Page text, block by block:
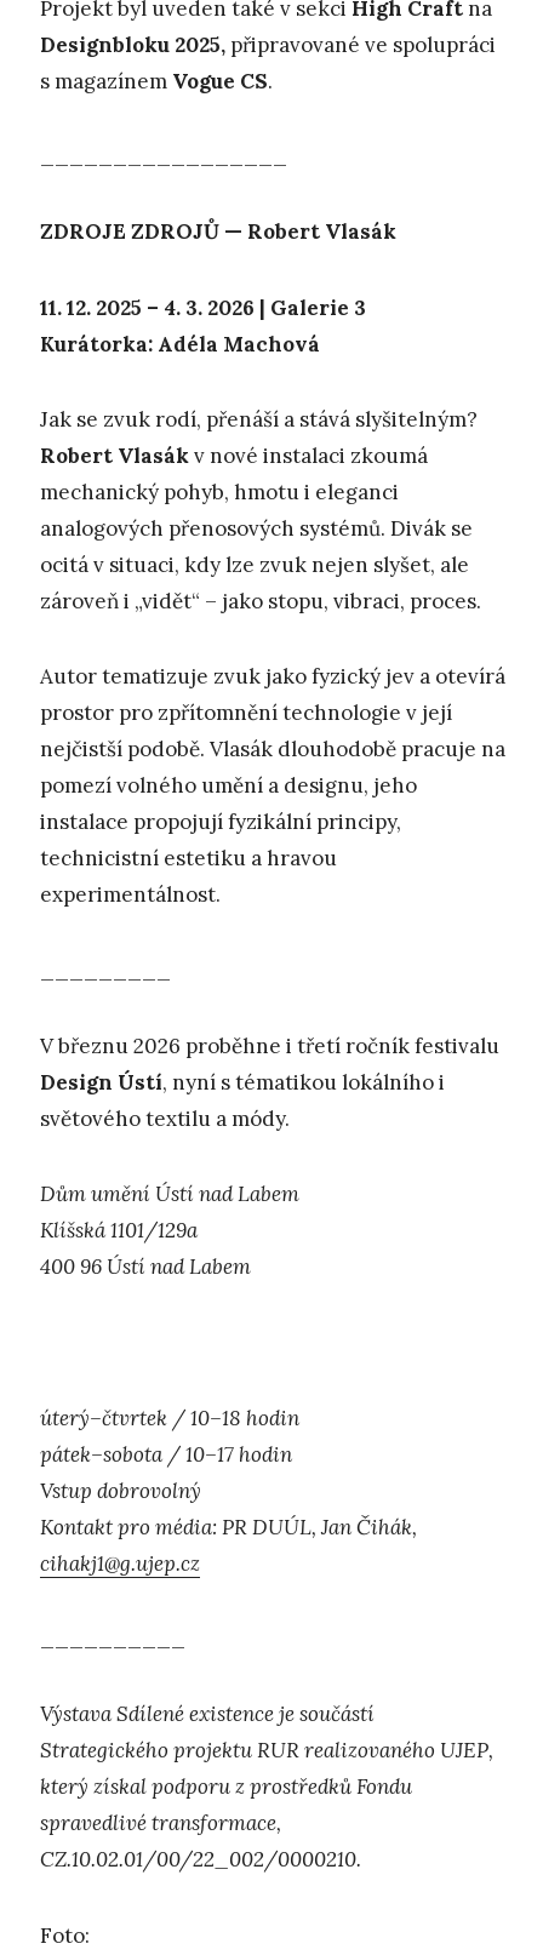
Projekt byl uveden také v sekci High Craftna
Designbloku 2025, připravované ve spolupráci
s magazínem Vogue CS.
ZDROJE ZDROJŮ — Robert Vlasák
11. 12. 2025 – 4. 3. 2026 | Galerie 3
Kurátorka: Adéla Machová
Jak se zvuk rodí, přenáší a stává slyšitelným?
Robert Vlasákv nové instalaci zkoumá
mechanický pohyb, hmotu i eleganci
analogových přenosových systémů. Divák se
ocitá v situaci, kdy lze zvuk nejen slyšet, ale
zároveň i „vidět“ – jako stopu, vibraci, proces.
Autor tematizuje zvuk jako fyzický jev a otevírá
prostor pro zpřítomnění technologie v její
nejčistší podobě. Vlasák dlouhodobě pracuje na
pomezí volného umění a designu, jeho
instalace propojují fyzikální principy,
technicistní estetiku a hravou
experimentálnost.
V březnu 2026 proběhne i třetí ročník festivalu
Design Ústí, nyní s tématikou lokálního i
světového textilu a módy.
Dům umění Ústí nad Labem
Klíšská 1101/129a
400 96 Ústí nad Labem
úterý–čtvrtek / 10–18 hodin
pátek–sobota / 10–17 hodin
Vstup dobrovolný
Kontakt pro média: PR DUÚL, Jan Čihák,
cihakj1@g.ujep.cz
Výstava Sdílené existence je součástí
Strategického projektu RUR realizovaného UJEP,
který získal podporu z prostředků Fondu
spravedlivé transformace,
CZ.10.02.01/00/22_002/0000210.
Foto: